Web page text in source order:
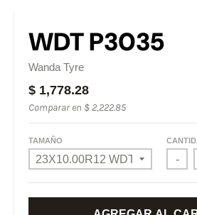
WDT P3035
Wanda Tyre
$ 1,778.28
Comparar en $ 2,222.85
TAMAÑO
-